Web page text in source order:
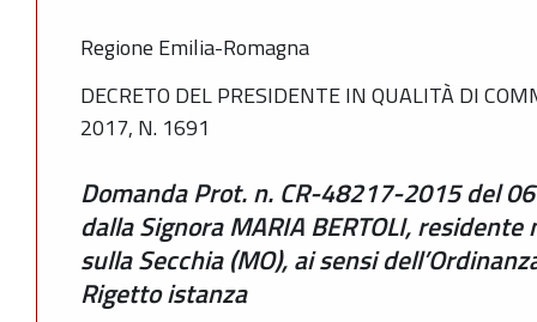
Regione Emilia-Romagna
DECRETO DEL PRESIDENTE IN QUALITÀ DI
2017, N. 1691
Domanda Prot. n. CR-48217-2015 del
dalla Signora MARIA BERTOLI,
sulla Secchia (MO), ai sensi
Rigetto istanza